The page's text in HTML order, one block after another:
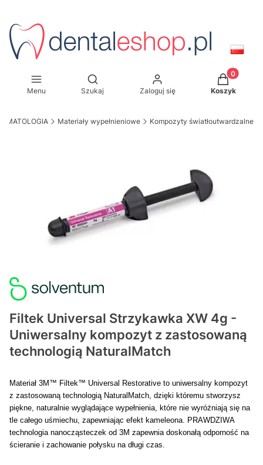
Menu
Otwórz wyszukiwarkę
Szukaj Zaloguj się
Produkty
Koszyk
Materiały wypełnieniowe Kompozyty światłoutwardzalne
Filtek Universal Strzykawka XW 4g -
Uniwersalny kompozyt z zastosowaną
technologią NaturalMatch
Materiał 3M™ Filtek™ Universal Restorative to uniwersalny kompozyt
z zastosowaną technologią NaturalMatch, dzięki któremu stworzysz
piękne, naturalnie wyglądające wypełnienia, które nie wyróżniają się na
tle całego uśmiechu, zapewniając efekt kameleona. PRAWDZIWA
technologia nanocząsteczek od 3M zapewnia doskonałą odporność na
ścieranie i zachowanie połysku na długi czas.